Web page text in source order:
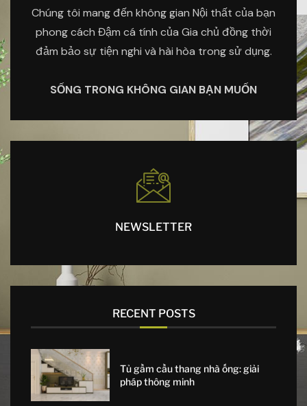
Chúng tôi mang đến không gian Nội thất của bạn
phong cách Đậm cá tính của Gia chủ đồng thời
đảm bảo sự tiện nghi và hài hòa trong sử dụng.
SỐNG TRONG KHÔNG GIAN BẠN MUỐN
NEWSLETTER
RECENT POSTS
Tủ gầm cầu thang nhà ống: giải
pháp thông minh